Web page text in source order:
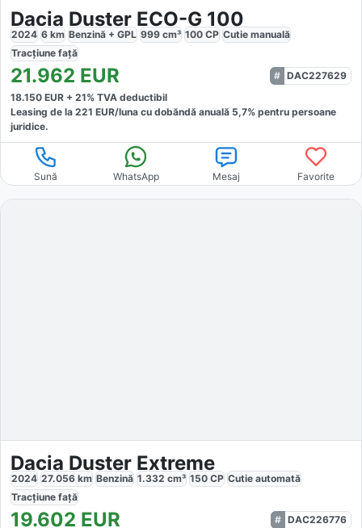
Dacia Duster ECO-G 100
2024 6 km Benzină + GPL 999 cm³ 100 CP Cutie manuală
Tracțiune față
21.962 EUR
DAC227629
18.150 EUR + 21% TVA deductibil
Leasing de la 221 EUR/luna cu dobăndă anuală 5,7% pentru persoane
juridice.
Sună WhatsApp Mesaj Favorite
Dacia Duster Extreme
2024 27.056 km Benzină 1.332 cm³ 150 CP Cutie automată
Tracțiune față
19.602 EUR DAC226776